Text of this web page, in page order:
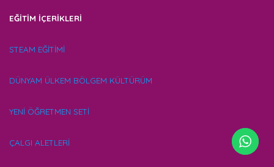
EĞİTİM İÇERİKLERİ
STEAM EĞİTİMİ
DÜNYAM ÜLKEM BÖLGEM KÜLTÜRÜM
YENİ ÖĞRETMEN SETİ
ÇALGI ALETLERİ